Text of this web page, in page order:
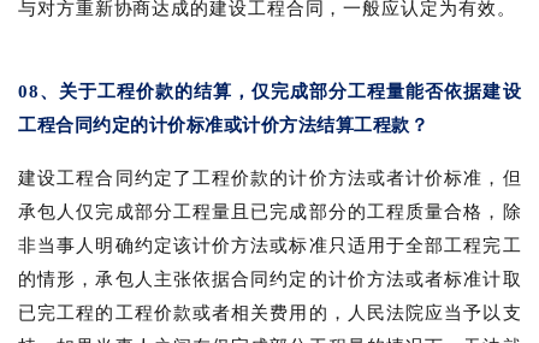
与对方重新协商达成的建设工程合同，一般应认定为有效。
08、关于工程价款的结算，仅完成部分工程量能否依据建设
工程合同约定的计价标准或计价方法结算工程款？
建设工程合同约定了工程价款的计价方法或者计价标准，但
承包人仅完成部分工程量且已完成部分的工程质量合格，除
非当事人明确约定该计价方法或标准只适用于全部工程完工
的情形，承包人主张依据合同约定的计价方法或者标准计取
已完工程的工程价款或者相关费用的，人民法院应当予以支